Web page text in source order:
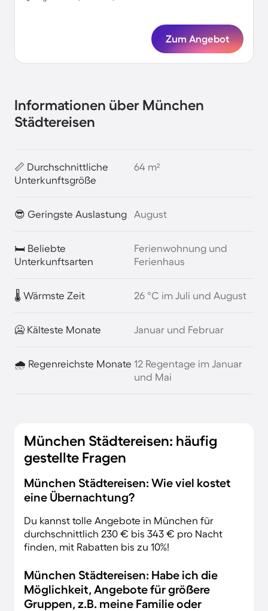
Zum Angebot
Informationen über München
Städtereisen
📏 Durchschnittliche
Unterkunftsgröße
64 m²
😎 Geringste Auslastung August
🛏️ Beliebte
Unterkunftsarten
Ferienwohnung und
Ferienhaus
🌡️ Wärmste Zeit 26 °C im Juli und August
🥶 Kälteste Monate Januar und Februar
🌧️ Regenreichste Monate 12 Regentage im Januar
und Mai
München Städtereisen: häufig
gestellte Fragen
München Städtereisen: Wie viel kostet
eine Übernachtung?
Du kannst tolle Angebote in München für
durchschnittlich 230 € bis 343 € pro Nacht
finden, mit Rabatten bis zu 10%!
München Städtereisen: Habe ich die
Möglichkeit, Angebote für größere
Gruppen, z.B. meine Familie oder